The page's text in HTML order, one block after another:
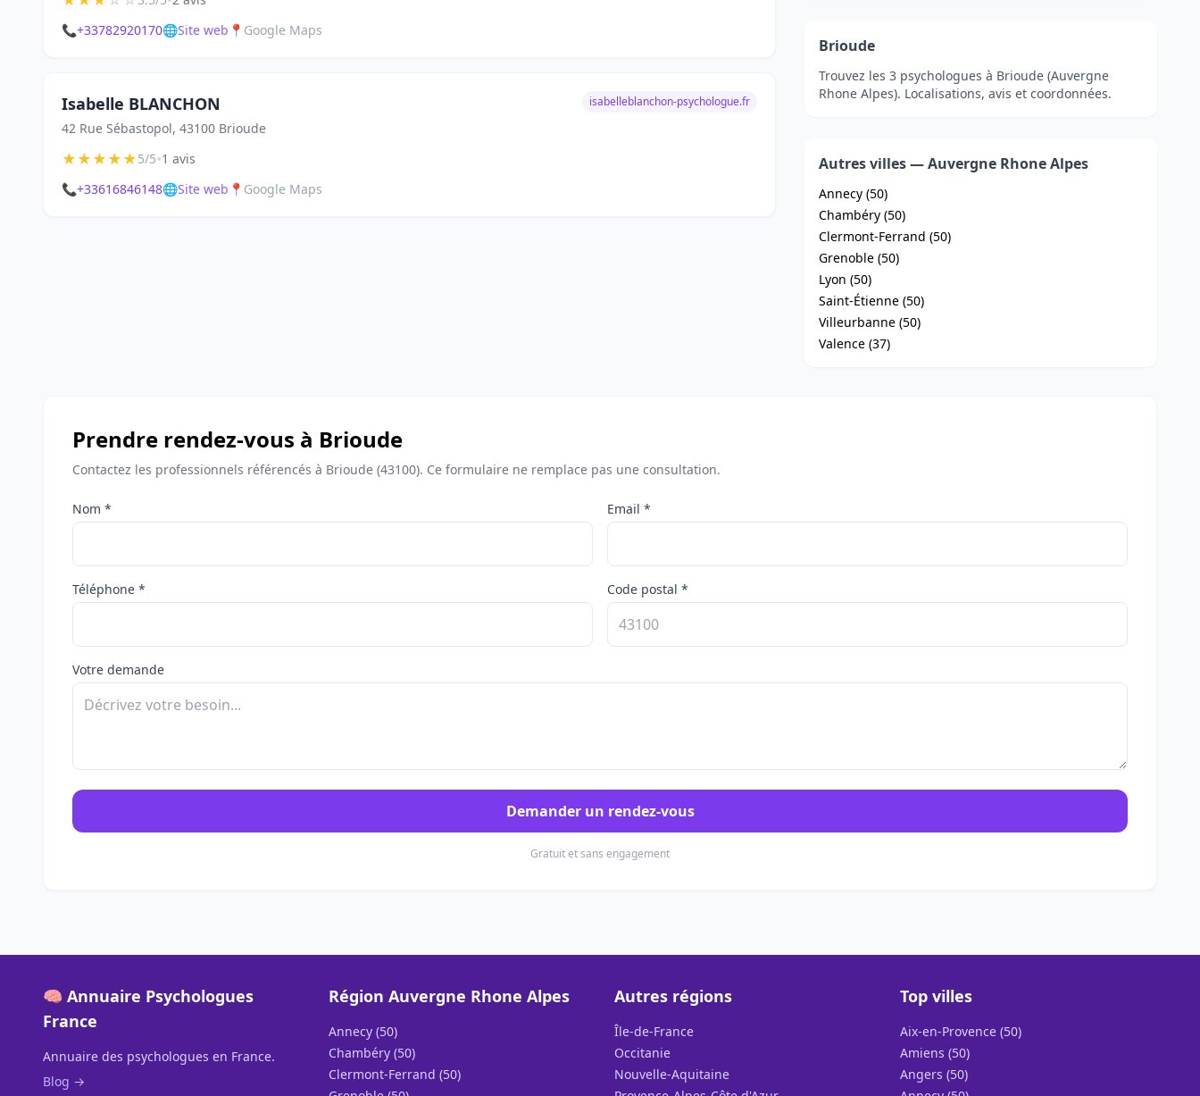
📞+33782920170🌐Site web 📍 Google Maps
Isabelle BLANCHON
42 Rue Sébastopol, 43100 Brioude
isabelleblanchon-psychologue.fr
★★★★★5/5•1 avis
📞+33616846148🌐Site web 📍 Google Maps
Brioude
Trouvez les 3 psychologues à Brioude (Auvergne
Rhone Alpes). Localisations, avis et coordonnées.
Autres villes — Auvergne Rhone Alpes
Annecy (50)
Chambéry (50)
Clermont-Ferrand (50)
Grenoble (50)
Lyon (50)
Saint-Étienne (50)
Villeurbanne (50)
Valence (37)
Prendre rendez-vous à Brioude
Contactez les professionnels référencés à Brioude (43100). Ce formulaire ne remplace pas une consultation.
Nom * Email *
Téléphone * Code postal *
Votre demande
Demander un rendez-vous
Gratuit et sans engagement
🧠 Annuaire Psychologues
France
Annuaire des psychologues en France.
Blog →
Région Auvergne Rhone Alpes
Annecy (50)
Chambéry (50)
Clermont-Ferrand (50)
Autres régions
Île-de-France
Occitanie
Nouvelle-Aquitaine
Top villes
Aix-en-Provence (50)
Amiens (50)
Angers (50)